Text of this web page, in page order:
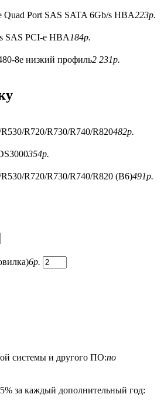
Port SAS SATA 6Gb/s HBA223р.
SAS PCI-e HBA 184р.
8e низкий профиль2 231р.
R720/R730/R740/R820482р.
354р.
R720/R730/R740/R820 (B6)491р.
6р.
системы и другого ПО:по
за каждый дополнительный год: